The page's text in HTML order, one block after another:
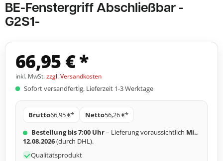
BE-Fenstergriff Abschließbar -
G2S1-
66,95 € *
inkl. MwSt.zzgl. Versandkosten
Sofort versandfertig, Lieferzeit 1-3 Werktage
Brutto66,95 €* Netto56,26 €*
Bestellung bis 7:00 Uhr– Lieferung voraussichtlich Mi.,
12.08.2026(durch DHL).
Qualitätsprodukt